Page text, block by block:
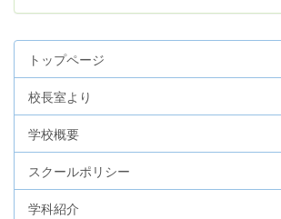
トップページ
校長室より
学校概要
スクールポリシー
学科紹介